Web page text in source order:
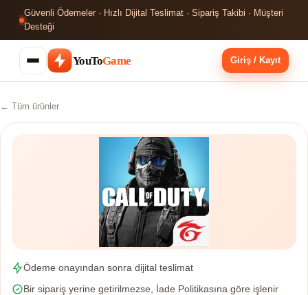
Güvenli Ödemeler · Hızlı Dijital Teslimat · Sipariş Takibi · Müşteri
Desteği
YouToGame Giriş / Kayıt
← Tüm ürünler
Ödeme onayından sonra dijital teslimat
Bir sipariş yerine getirilmezse, İade Politikasına göre işlenir